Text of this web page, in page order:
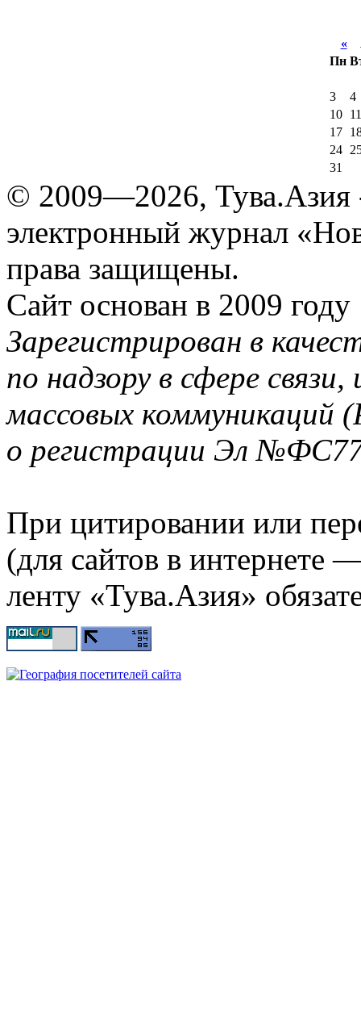
«
Пн
3
4
10
11
17
24
31
© 2009—2026, Тува.Азия
электронный журнал
права защищены.
Сайт основан в 2009 году
Зарегистрирован в
по надзору в сфере
массовых коммуникаций
о регистрации Эл
При цитировании или
(для сайтов в интернете
ленту «Тува.Азия»